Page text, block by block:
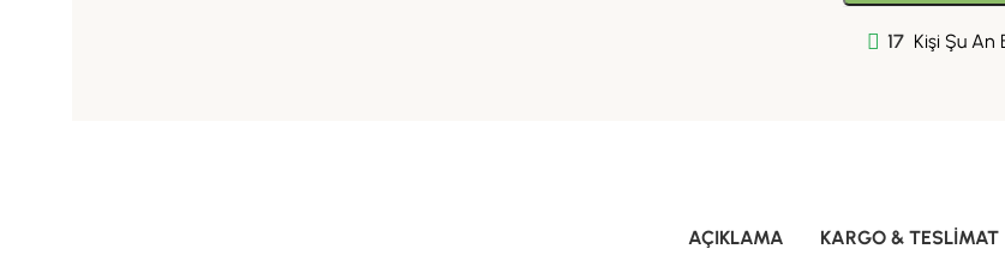
17 Kişi Şu An
AÇIKLAMA KARGO & TESLIMAT